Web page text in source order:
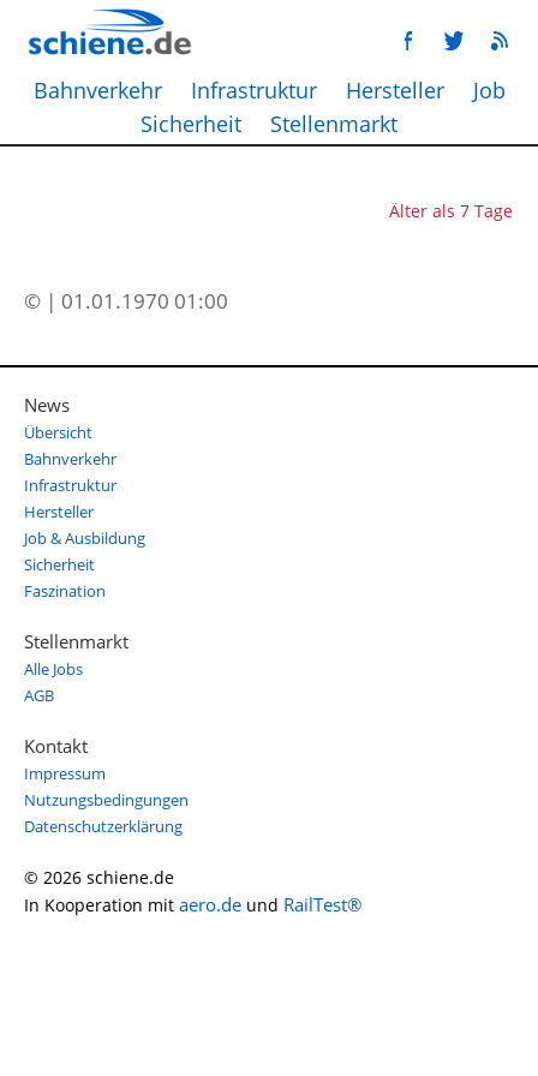
Bahnverkehr Infrastruktur Hersteller
Job
Sicherheit
Stellenmarkt
Älter als 7 Tage
© | 01.01.1970 01:00
News
Übersicht
Bahnverkehr
Infrastruktur
Hersteller
Job & Ausbildung
Sicherheit
Faszination
Stellenmarkt
Alle Jobs
AGB
Kontakt
Impressum
Nutzungsbedingungen
Datenschutzerklärung
© 2026 schiene.de
In Kooperation mit aero.de und RailTest®